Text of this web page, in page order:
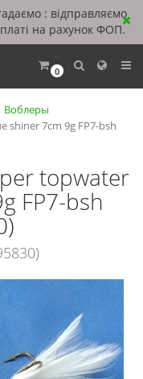
: відправляємо
на рахунок ФОП.
0
Воблеры
shiner 7cm 9g FP7-bsh
topwater
FP7-bsh